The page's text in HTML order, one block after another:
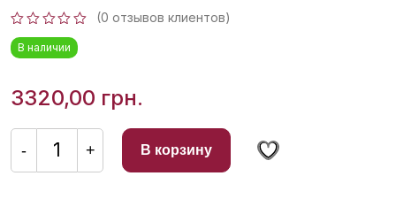
Оценка
0
из
(0 отзывов клиентов)
В наличии
3320,00 грн.
-
Количество
товара
Ручка
офисная
+ В корзину